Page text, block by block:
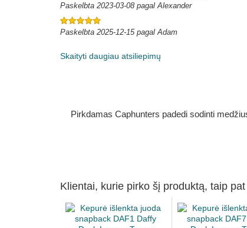
Paskelbta 2023-03-08 pagal Alexander
Paskelbta 2025-12-15 pagal Adam
Skaityti daugiau atsiliepimų
Pirkdamas Caphunters padedi sodinti
Klientai, kurie pirko šį produktą, taip